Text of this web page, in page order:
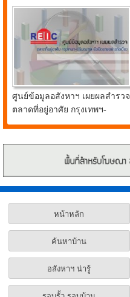
ศูนย์ข้อมูลอสังหาฯ เผยผลสำรวจ
ตลาดที่อยู่อาศัย กรุงเทพฯ-
ปริมณฑล ยังเปิดขายอย่างต่อ
หน้าหลัก
ค้นหาบ้าน
อสังหาฯ น่ารู้